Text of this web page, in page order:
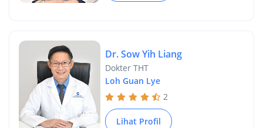
Dr. Sow Yih Liang
Dokter THT
Loh Guan Lye
2
Lihat Profil